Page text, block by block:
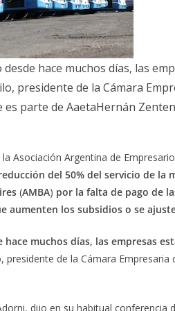
hace muchos días, las
presidente de la Cámara
es parte de AaetaHernán
Asociación Argentina de
del 50% del servicio de la
(AMBA) por la falta de pago de
aumenten los subsidios o se
hace muchos días, las empresas
presidente de la Cámara Empresaria
dijo en su habitual conferencia